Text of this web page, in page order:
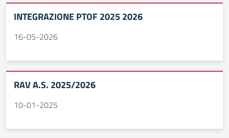
INTEGRAZIONE PTOF 2025 2026
16-05-2026
RAV A.S. 2025/2026
10-01-2025